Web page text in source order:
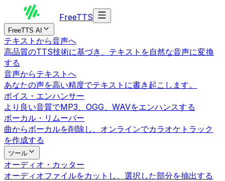
FreeTTS
FreeTTS AI
テキストから音声へ
高品質のTTS技術に基づき、テキストを自然な音声に変換
する
音声からテキストへ
あなたの声を高い精度でテキストに書き起こします。
ボイス・エンハンサー
より良い音質でMP3、OGG、WAVをエンハンスする
ボーカル・リムーバー
曲からボーカルを削除し、オンラインでカラオケトラック
を作成する
ツール
オーディオ・カッター
オーディオファイルをカットし、選択した部分を抽出する